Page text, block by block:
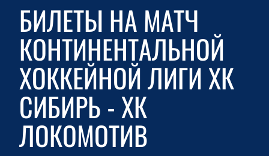
БИЛЕТЫ НА МАТЧ
КОНТИНЕНТАЛЬНОЙ
ХОККЕЙНОЙ ЛИГИ ХК
СИБИРЬ - ХК
ЛОКОМОТИВ